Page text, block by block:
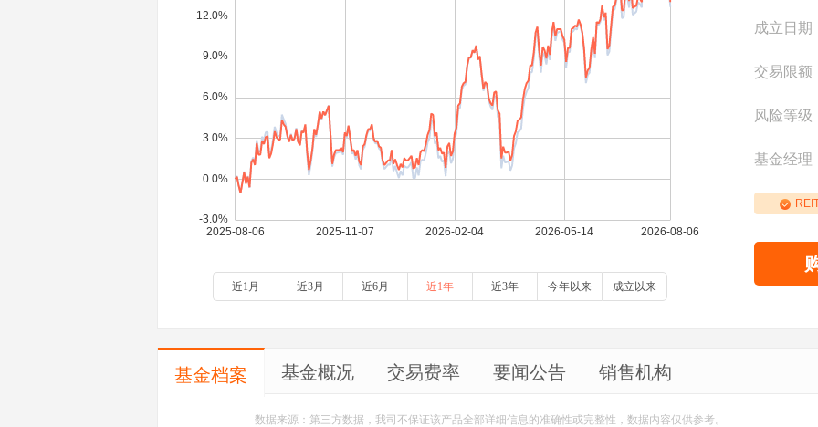
近1月 近3月 近6月 近1年 近3年 今年以来 成立以来
成立日期
交易限额
风险等级
基金经理
基金档案 基金概况 交易费率 要闻公告 销售机构
数据来源：第三方数据，我司不保证该产品全部详细信息的准确性或完整性，数据内容仅供参考。